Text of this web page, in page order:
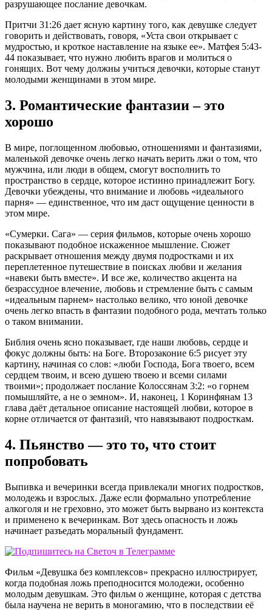
разрушающее послание девочкам.
Притчи 31:26 дает ясную картину того, как девушке следует
говорить и действовать, говоря, «Уста свои открывает с
мудростью, и кроткое наставление на языке ее». Матфея 5:43-
44 показывает, что нужно любить врагов и молиться о
гонящих. Вот чему должны учиться девочки, которые станут
молодыми женщинами в этом мире.
3. Романтические фантазии – это
хорошо
В мире, поглощенном любовью, отношениями и фантазиями,
маленькой девочке очень легко начать верить лжи о том, что
мужчина, или люди в общем, смогут восполнить то
пространство в сердце, которое истинно принадлежит Богу.
Девочки убеждены, что внимание и любовь «идеального
парня» — единственное, что им даст ощущение ценности в
этом мире.
«Сумерки. Сага» — серия фильмов, которые очень хорошо
показывают подобное искаженное мышление. Сюжет
раскрывает отношения между двумя подростками и их
переплетенное путешествие в поисках любви и желания
«навеки быть вместе». И все же, количество акцента на
безрассудное влечение, любовь и стремление быть с самым
«идеальным парнем» настолько велико, что юной девочке
очень легко впасть в фантазии подобного рода, мечтать только
о таком внимании.
Библия очень ясно показывает, где наши любовь, сердце и
фокус должны быть: на Боге. Второзаконие 6:5 рисует эту
картину, начиная со слов: «люби Господа, Бога твоего, всем
сердцем твоим, и всею душею твоею и всеми силами
твоими»; продолжает послание Колоссянам 3:2: «о горнем
помышляйте, а не о земном». И, наконец, 1 Коринфянам 13
глава даёт детальное описание настоящей любви, которое в
корне отличается от фантазий, что навязывают подросткам.
4. Пьянство — это то, что стоит
попробовать
Выпивка и вечеринки всегда привлекали многих подростков,
молодежь и взрослых. Даже если формально употребление
алкоголя и не греховно, это может быть вырвано из контекста
и применено к вечеринкам. Вот здесь опасность и ложь
начинает разъедать моральный фундамент.
Фильм «Девушка без комплексов» прекрасно иллюстрирует,
когда подобная ложь преподносится молодежи, особенно
молодым девушкам. Это фильм о женщине, которая с детства
была научена не верить в моногамию, что в последствии её